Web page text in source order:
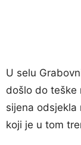
U selu
došlo do teške
sijena odsjekla
koji je u tom